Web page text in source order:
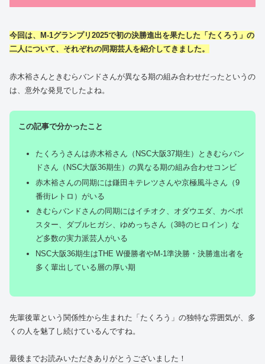
今回は、M-1グランプリ2025で初の決勝進出を果たした「たくろう」の
二人について、それぞれの同期芸人を紹介してきました。
赤木裕さんときむらバンドさんが異なる期の組み合わせだったというの
は、意外な発見でしたよね。
この記事で分かったこと
たくろうさんは赤木裕さん（NSC大阪37期生）ときむらバン
ドさん（NSC大阪36期生）の異なる期の組み合わせコンビ
赤木裕さんの同期には鎌田キテレツさんや京極風斗さん（9
番街レトロ）がいる
きむらバンドさんの同期にはイチオク、オダウエダ、カベポ
スター、ダブルヒガシ、ゆめっちさん（3時のヒロイン）な
ど多数の実力派芸人がいる
NSC大阪36期生はTHE W優勝者やM-1準決勝・決勝進出者を
多く輩出している層の厚い期
先輩後輩という関係性から生まれた「たくろう」の独特な雰囲気が、多
くの人を魅了し続けているんですね。
最後までお読みいただきありがとうございました！